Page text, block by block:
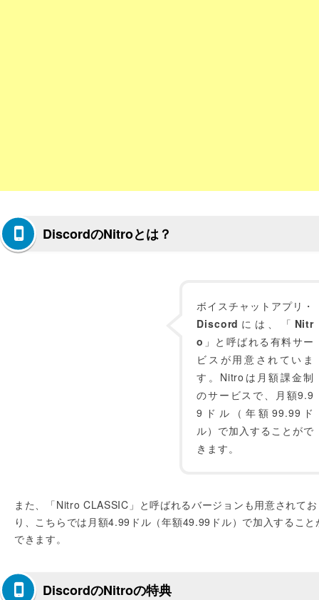
DiscordのNitroとは？
ボイスチャットアプリ・
Discord には、「 Nitr
o 」と呼ばれる有料サー
ビスが用意されていま
す。Nitroは月額課金制
のサービスで、月額9.9
9ドル（年額99.99ド
ル）で加入することがで
きます。
また、「Nitro CLASSIC」と呼ばれるバージョンも用意されてお
り、こちらでは月額4.99ドル（年額49.99ドル）で加入すること
できます。
DiscordのNitroの特典